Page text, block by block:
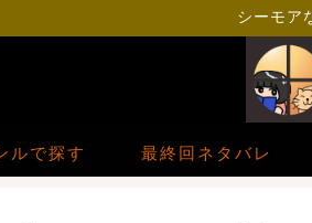
シーモア
ルで探す 最終回ネタバレ